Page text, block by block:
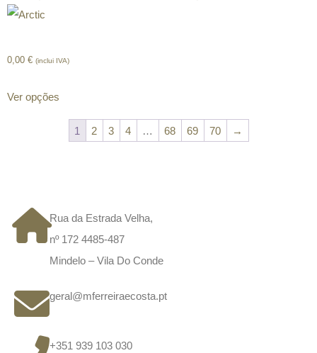
0,00 € (inclui IVA)
Ver opções
1 2 3 4 … 68 69 70 →
Rua da Estrada Velha,
nº 172 4485-487
Mindelo – Vila Do Conde
geral@mferreiraecosta.pt
+351 939 103 030